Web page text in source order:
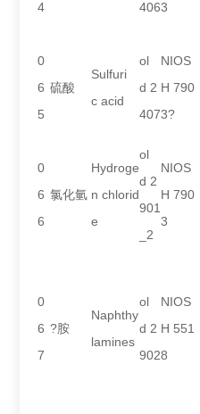
4
4063
0
6
5
硫酸
Sulfuri
c acid
ol
d 2
407
NIOS
H 790
3?
0
6
6
氯化氫
Hydroge
n chlorid
e
ol
d 2
901
_2
NIOS
H 790
3
0
6
7
?胺
Naphthy
lamines
ol
d 2
902
NIOS
H 551
8